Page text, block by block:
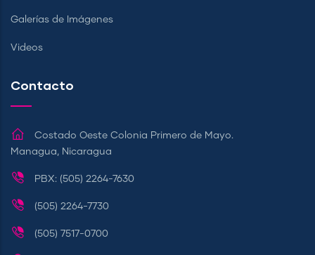
Galerías de Imágenes
Videos
Contacto
Costado Oeste Colonia Primero de Mayo.
Managua, Nicaragua
PBX: (505) 2264-7630
(505) 2264-7730
(505) 7517-0700